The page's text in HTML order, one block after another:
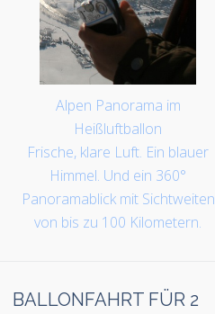
Alpen Panorama im
Heißluftballon
Frische, klare Luft. Ein blauer
Himmel. Und ein 360°
Panoramablick mit Sichtweiten
von bis zu 100 Kilometern.
BALLONFAHRT FÜR 2